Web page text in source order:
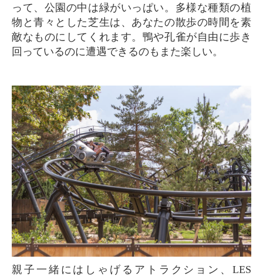
って、公園の中は緑がいっぱい。多様な種類の植
物と青々とした芝生は、あなたの散歩の時間を素
敵なものにしてくれます。鴨や孔雀が自由に歩き
回っているのに遭遇できるのもまた楽しい。
親子一緒にはしゃげるアトラクション、LES